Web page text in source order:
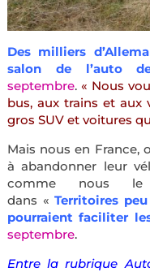
Des milliers
salon de l’auto
septembre. « Nous
bus, aux trains et aux
gros SUV et voitures
Mais nous en France,
à abandonner leur
comme nous le
dans «Territoires
pourraient faciliter
septembre.
Entre la rubrique